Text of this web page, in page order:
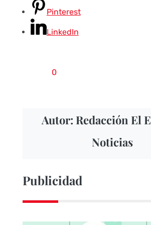
Pinterest
LinkedIn
0
Autor: Redacción El
Noticias
Publicidad